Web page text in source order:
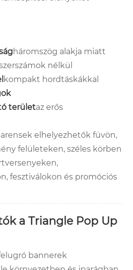
háromszög alakja miatt
nélkül
kompakt hordtáskákkal
területaz erős
elhelyezhetők füvön,
felületeken, széles körben
fesztiválokon és promóciós
a Triangle Pop Up
bannerek